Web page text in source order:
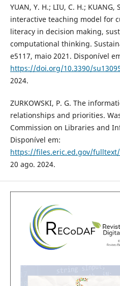
YUAN, Y. H.; LIU, C. H.;
interactive teaching model for
literacy in decision making,
computational thinking.
e5117, maio 2021. Disponível
https://doi.org/10.3390/
2024.
ZURKOWSKI, P. G. The
relationships and priorities.
Commission on Libraries and
Disponível em:
https://files.eric.ed.gov/fulltext/
20 ago. 2024.